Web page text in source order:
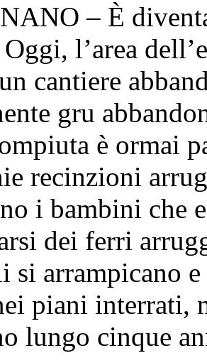
– È
l’area
cantiere
gru
è ormai
recinzioni
i bambini che
dei ferri
si arrampicano
piani interrati,
lungo cinque